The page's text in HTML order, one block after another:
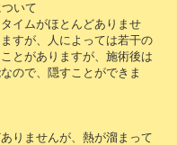
いて
イムがほとんどありませ
すが、人によっては若干の
とがありますが、施術後は
ので、隠すことができま
りませんが、熱が溜まって